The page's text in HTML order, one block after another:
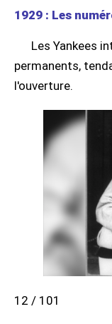
1929 : Les
Les Yankees
permanents,
l'ouverture.
12 / 101